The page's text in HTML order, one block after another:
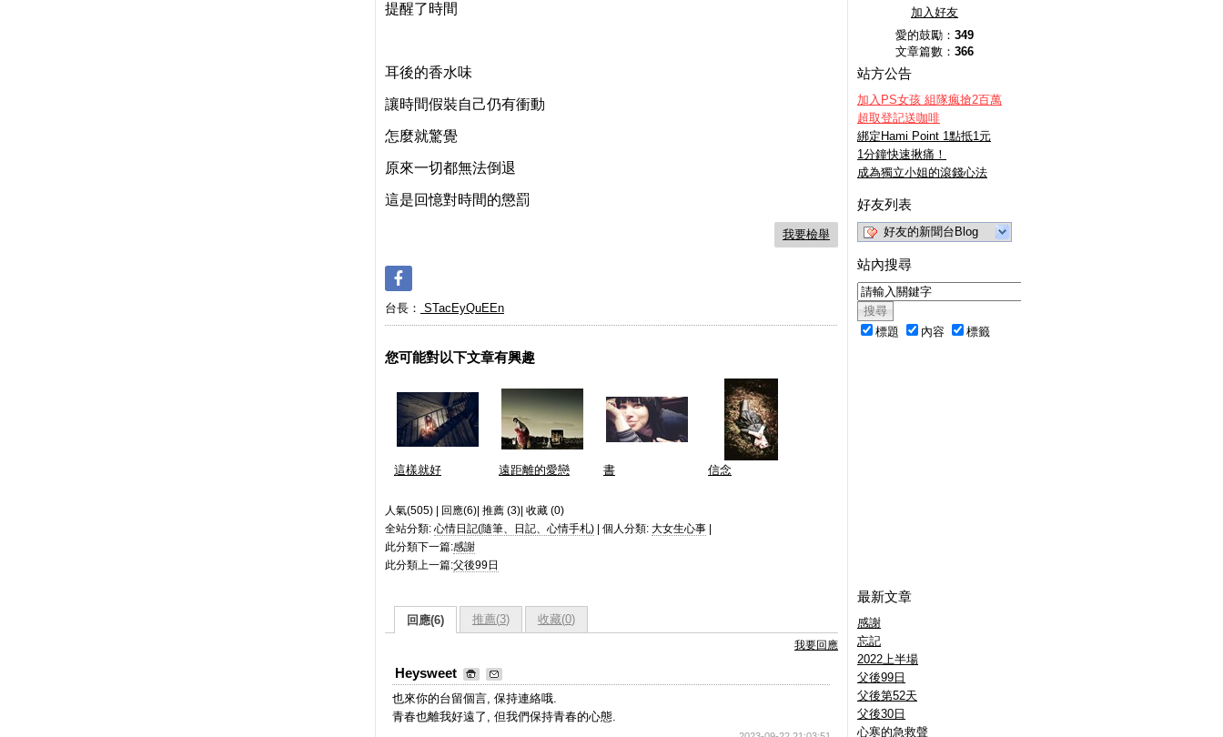
提醒了時間
耳後的香水味
讓時間假裝自己仍有衝動
怎麼就驚覺
原來一切都無法倒退
這是回憶對時間的懲罰
我要檢舉
台長： STacEyQuEEn
您可能對以下文章有興趣
這樣就好 遠距離的愛戀 書 信念
人氣(505) | 回應(6)| 推薦 (3)| 收藏 (0)
全站分類: 心情日記(隨筆、日記、心情手札) | 個人分類: 大女生心事
此分類下一篇:感謝
此分類上一篇:父後99日
回應(6) 推薦(3) 收藏(0)
我要回應
Heysweet
也來你的台留個言, 保持連絡哦.
青春也離我好遠了, 但我們保持青春的心態.
加入好友
愛的鼓勵： 349
文章篇數： 366
站方公告
加入PS女孩 組隊瘋搶2百萬
超取登記送咖啡
綁定Hami Point 1點抵1元
1分鐘快速揪痛！
成為獨立小姐的滾錢心法
好友列表
好友的新聞台Blog
站內搜尋
標題 內容 標籤
最新文章
感謝
忘記
2022上半場
父後99日
父後第52天
父後30日
心寒的急救聲